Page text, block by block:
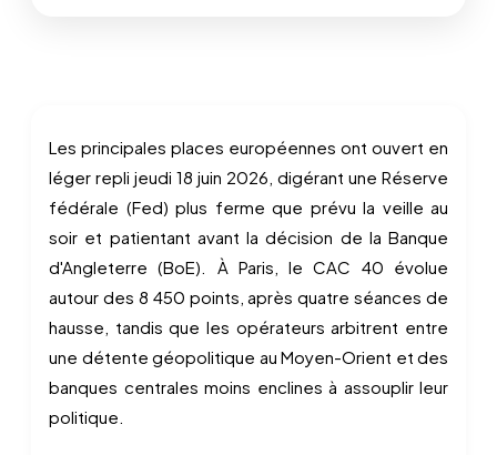
Les principales places européennes ont ouvert en
léger repli jeudi 18 juin 2026, digérant une Réserve
fédérale (Fed) plus ferme que prévu la veille au
soir et patientant avant la décision de la Banque
d'Angleterre (BoE). À Paris, le CAC 40 évolue
autour des 8 450 points, après quatre séances de
hausse, tandis que les opérateurs arbitrent entre
une détente géopolitique au Moyen-Orient et des
banques centrales moins enclines à assouplir leur
politique.